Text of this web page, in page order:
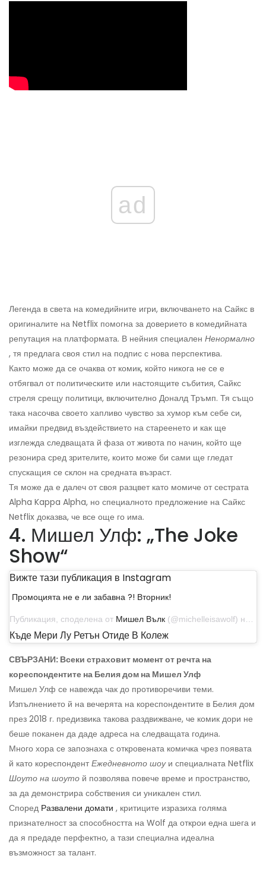
ad
Легенда в света на комедийните игри, включването на Сайкс в
оригиналите на Netflix помогна за доверието в комедийната
репутация на платформата. В нейния специален Ненормално
, тя предлага своя стил на подпис с нова перспектива.
Както може да се очаква от комик, който никога не се е
отбягвал от политическите или настоящите събития, Сайкс
стреля срещу политици, включително Доналд Тръмп. Тя също
така насочва своето хапливо чувство за хумор към себе си,
имайки предвид въздействието на стареенето и как ще
изглежда следващата й фаза от живота по начин, който ще
резонира сред зрителите, които може би сами ще гледат
спускащия се склон на средната възраст.
Тя може да е далеч от своя разцвет като момиче от сестрата
Alpha Kappa Alpha, но специалното предложение на Сайкс
Netflix доказва, че все още го има.
4. Мишел Улф: „The Joke
Show“
Вижте тази публикация в Instagram
Промоцията не е ли забавна ?! Вторник!
Публикация, споделена от Мишел Вълк (@michelleisawolf) на 8 декември 2019 г. в 17:29 ч. PST
Къде Мери Лу Ретън Отиде В Колеж
СВЪРЗАНИ: Всеки страховит момент от речта на
кореспондентите на Белия дом на Мишел Улф
Мишел Улф се навежда чак до противоречиви теми.
Изпълнението й на вечерята на кореспондентите в Белия дом
през 2018 г. предизвика такова раздвижване, че комик дори не
беше поканен да даде адреса на следващата година.
Много хора се запознаха с откровената комичка чрез появата
й като кореспондентЕжедневното шоуи специалната Netflix
Шоуто на шоуто й позволява повече време и пространство,
за да демонстрира собствения си уникален стил.
Според Развалени домати , критиците изразиха голяма
признателност за способността на Wolf да открои една шега и
да я предаде перфектно, а тази специална идеална
възможност за талант.